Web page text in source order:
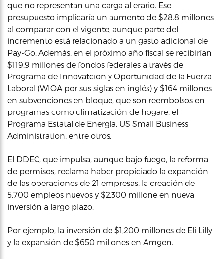
que no representan una carga al erario. Ese
presupuesto implicaría un aumento de $28.8 millones
al comparar con el vigente, aunque parte del
incremento está relacionado a un gasto adicional de
Pay-Go. Además, en el próximo año fiscal se recibirían
$119.9 millones de fondos federales a través del
Programa de Innovatción y Oportunidad de la Fuerza
Laboral (WIOA por sus siglas en inglés) y $164 millones
en subvenciones en bloque, que son reembolsos en
programas como climatización de hogare, el
Programa Estatal de Energía, US Small Business
Administration, entre otros.
El DDEC, que impulsa, aunque bajo fuego, la reforma
de permisos, reclama haber propiciado la expanción
de las operaciones de 21 empresas, la creación de
5,700 empleos nuevos y $2,300 millone en nueva
inversión a largo plazo.
Por ejemplo, la inversión de $1,200 millones de Eli Lilly
y la expansión de $650 millones en Amgen.